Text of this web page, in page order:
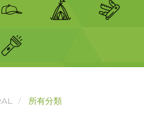
所有分類